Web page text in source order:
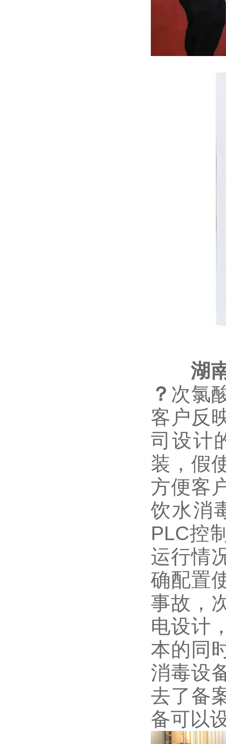
湖
？ 次氯
客户反
司设计
装，假
方便客
饮水消
PLC控
运行情
确配置
事故，
电设计
本的同
消毒设
去了备
备可以